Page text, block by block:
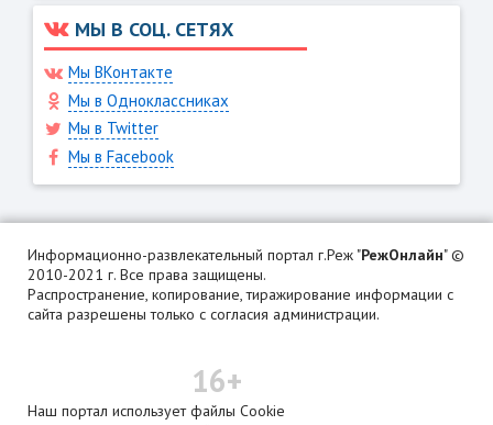
МЫ В СОЦ. СЕТЯХ
Мы ВКонтакте
Мы в Одноклассниках
Мы в Twitter
Мы в Facebook
Информационно-развлекательный портал г.Реж "РежОнлайн" ©
2010-2021 г. Все права защищены.
Распространение, копирование, тиражирование информации с
сайта разрешены только с согласия администрации.
16+
Наш портал использует файлы Cookie